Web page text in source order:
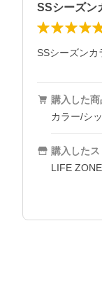
SSシーズン
SSシーズンカ
購入した商
カラー/シ
購入した
LIFE ZONE